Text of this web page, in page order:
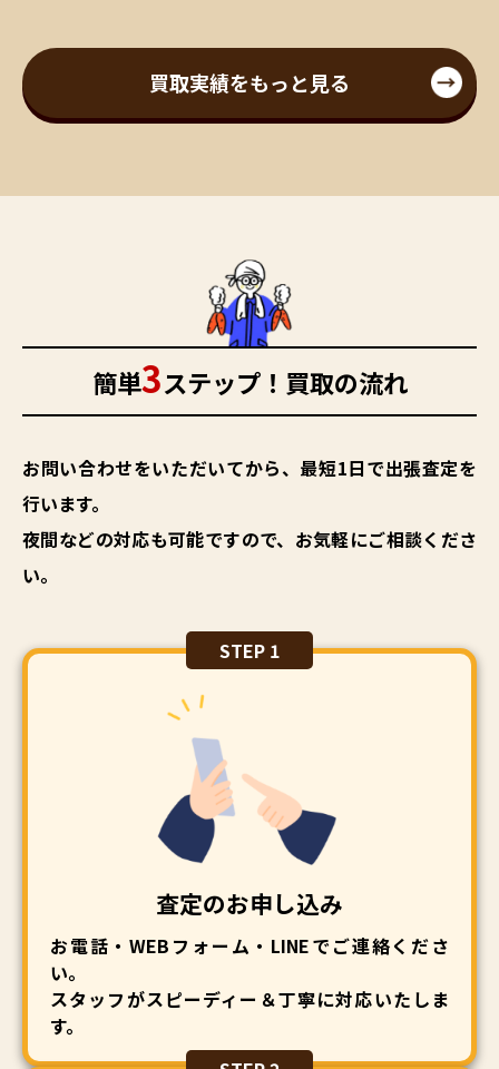
買取実績をもっと見る
簡単3ステップ！買取の流れ
お問い合わせをいただいてから、最短1日で出張査定を
行います。
夜間などの対応も可能ですので、お気軽にご相談くださ
い。
STEP 1
査定のお申し込み
お電話・WEBフォーム・LINEでご連絡くださ
い。
スタッフがスピーディー＆丁寧に対応いたしま
す。